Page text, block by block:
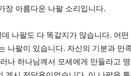
장 아름다운 나팔 소리입니다.
나팔도 다 똑같지가 않습니다. 어
나팔이 있습니다. 자신의 기분과 만
나 하나님께서 모세에게 만들라고